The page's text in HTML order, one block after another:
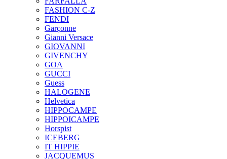
FASHION C-Z
FENDI
Garçonne
Gianni Versace
GIOVANNI
GIVENCHY
GOA
GUCCI
Guess
HALOGENE
Helvetica
HIPPOCAMPE
HIPPOICAMPE
Horspist
ICEBERG
IT HIPPIE
JACQUEMUS